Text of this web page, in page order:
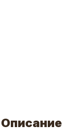
Описание